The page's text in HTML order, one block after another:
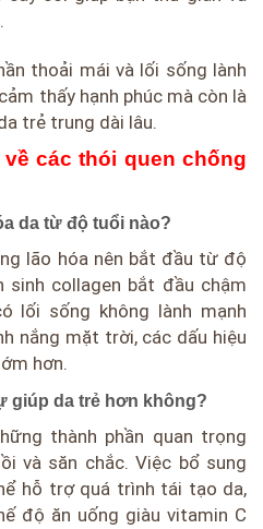
thoải mái và lối sống lành
thấy hạnh phúc mà còn là
trẻ trung dài lâu.
các thói quen chống
da từ độ tuổi nào?
lão hóa nên bắt đầu từ độ
sinh collagen bắt đầu chậm
lối sống không lành mạnh
nắng mặt trời, các dấu hiệu
hơn.
giúp da trẻ hơn không?
thành phần quan trọng
và săn chắc. Việc bổ sung
hỗ trợ quá trình tái tạo da,
độ ăn uống giàu vitamin C